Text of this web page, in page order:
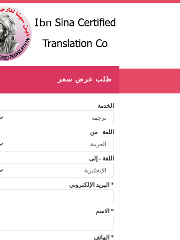
طلب عرض سعر
الخدمة
اللغة - من
اللغة - إلى
البريد الإلكتروني *
الاسم *
الهاتف *